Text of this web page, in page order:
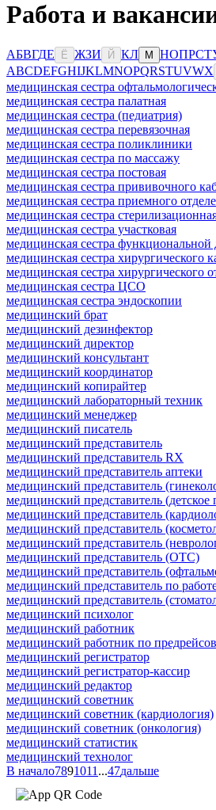
Работа и
АБВГДЕ Ё ЖЗИ Й КЛ М НОПРСТ
ABCDEFGHIJKLMNOPQRSTUVWX
медицинская сестра
медицинская сестра палатная
медицинская сестра (педиатрия)
медицинская сестра перевязочная
медицинская сестра поликлиники
медицинская сестра по массажу
медицинская сестра постовая
медицинская сестра прививочного
медицинская сестра приемного
медицинская сестра
медицинская сестра участковая
медицинская сестра функциональной
медицинская сестра хирургического
медицинская сестра хирургического
медицинская сестра ЦСО
медицинская сестра эндоскопии
медицинский брат
медицинский дезинфектор
медицинский директор
медицинский консультант
медицинский координатор
медицинский копирайтер
медицинский лабораторный техник
медицинский менеджер
медицинский писатель
медицинский представитель
медицинский представитель RX
медицинский представитель аптеки
медицинский представитель
медицинский представитель (детское
медицинский представитель
медицинский представитель
медицинский представитель
медицинский представитель (ОТС)
медицинский представитель
медицинский представитель по
медицинский представитель
медицинский психолог
медицинский работник
медицинский работник по
медицинский регистратор
медицинский регистратор-кассир
медицинский редактор
медицинский советник
медицинский советник (кардиология)
медицинский советник (онкология)
медицинский статистик
медицинский технолог
В начало7891011 ...47дальше